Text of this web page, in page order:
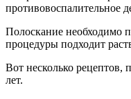
противовоспалительное
Полоскание необходимо
процедуры подходит
Вот несколько
лет.